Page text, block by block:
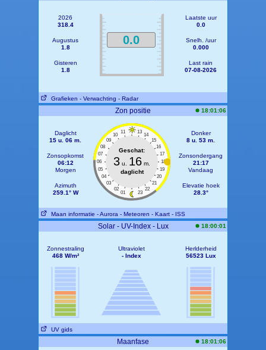
2026
318.4
Augustus
1.8
Gisteren
1.8
0.0
Laatste uur
0.0
Snelh. /uur
0.000
Last rain
07-08-2026
Grafieken - Verwachting - Radar
Zon positie 18:01:06
Daglicht
15 u. 06 m.
Zonsopkomst
06:12
Morgen
Azimuth
259.1° W
11 13
10
14
09
15
08
16
07
17
06
18
05
19
04
20
03
21
02
22
01 23
Geschat:
3 u. 16 m.
daglicht
Donker
8 u. 53 m.
Zonsondergang
21:17
Vandaag
Elevatie hoek
28.3°
Maan informatie - Aurora - Meteoren - Kaart - ISS
Solar - UV-Index - Lux 18:00:01
Zonnestraling
468 W/m²
Ultraviolet
- Index
Herlderheid
56523 Lux
UV gids
Maanfase 18:01:06